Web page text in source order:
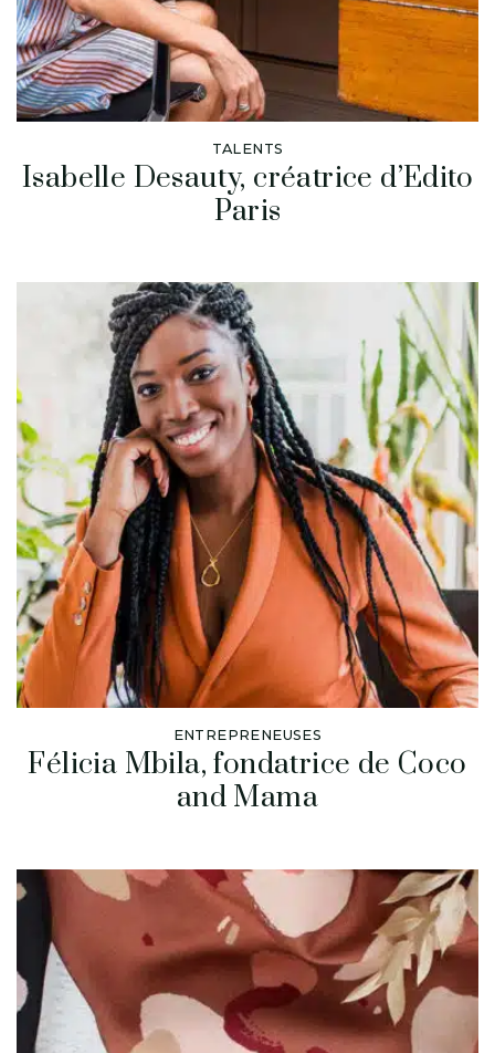
TALENTS
Isabelle Desauty, créatrice d’Edito
Paris
ENTREPRENEUSES
Félicia Mbila, fondatrice de Coco
and Mama